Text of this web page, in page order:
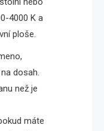
4000 K a
ploše.
dosah.
než je
máte